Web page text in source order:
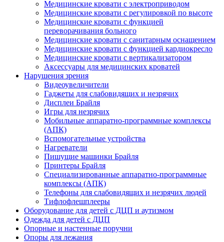
Медицинские кровати с электроприводом
Медицинские кровати с регулировкой по высоте
Медицинские кровати с функцией
переворачивания больного
Медицинские кровати с санитарным оснащением
Медицинские кровати с функцией кардиокресло
Медицинские кровати с вертикализатором
Аксессуары для медицинских кроватей
Нарушения зрения
Видеоувеличители
Гаджеты для слабовидящих и незрячих
Дисплеи Брайля
Игры для незрячих
Мобильные аппаратно-программные комплексы
(АПК)
Вспомогательные устройства
Нагреватели
Пишущие машинки Брайля
Принтеры Брайля
Специализированные аппаратно-программные
комплексы (АПК)
Телефоны для слабовидящих и незрячих людей
Тифлофлешплееры
Оборудование для детей с ДЦП и аутизмом
Одежда для детей с ДЦП
Опорные и настенные поручни
Опоры для лежания